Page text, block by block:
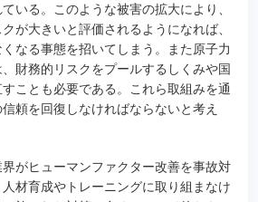
いる。このような被害の拡大により、
が大きいと評価されるようになれば、
なる事態を招いてしまう。また原子力
財務的リスクをプールするしくみや国
ことも必要である。これら取組みを通
頼を回復しなければならないと考え
がヒューマンファクター改善を事故対
材育成やトレーニングに取り組まなけ